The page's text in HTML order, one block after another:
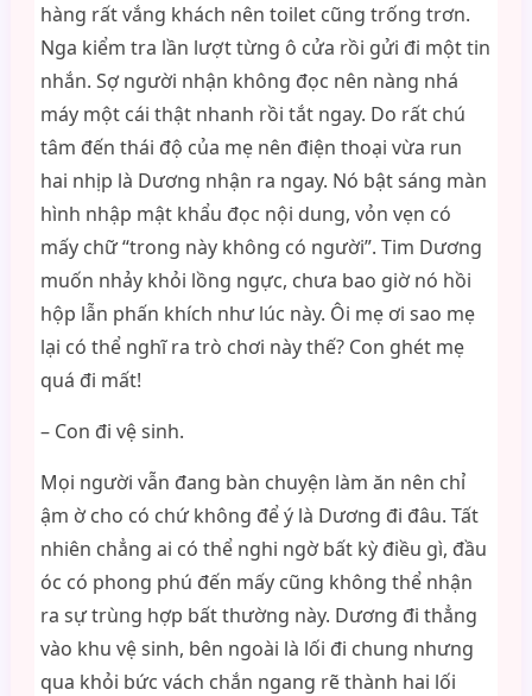
hàng rất vắng khách nên toilet cũng trống trơn.
Nga kiểm tra lần lượt từng ô cửa rồi gửi đi một tin
nhắn. Sợ người nhận không đọc nên nàng nhá
máy một cái thật nhanh rồi tắt ngay. Do rất chú
tâm đến thái độ của mẹ nên điện thoại vừa run
hai nhịp là Dương nhận ra ngay. Nó bật sáng màn
hình nhập mật khẩu đọc nội dung, vỏn vẹn có
mấy chữ “trong này không có người”. Tim Dương
muốn nhảy khỏi lồng ngực, chưa bao giờ nó hồi
hộp lẫn phấn khích như lúc này. Ôi mẹ ơi sao mẹ
lại có thể nghĩ ra trò chơi này thế? Con ghét mẹ
quá đi mất!
– Con đi vệ sinh.
Mọi người vẫn đang bàn chuyện làm ăn nên chỉ
ậm ờ cho có chứ không để ý là Dương đi đâu. Tất
nhiên chẳng ai có thể nghi ngờ bất kỳ điều gì, đầu
óc có phong phú đến mấy cũng không thể nhận
ra sự trùng hợp bất thường này. Dương đi thẳng
vào khu vệ sinh, bên ngoài là lối đi chung nhưng
qua khỏi bức vách chắn ngang rẽ thành hai lối